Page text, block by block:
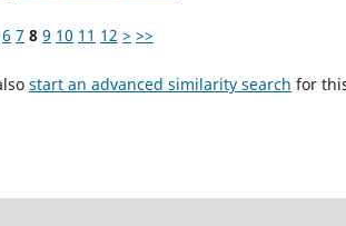
6 7 8 9 10 11 12 > >>
start an advanced similarity search for